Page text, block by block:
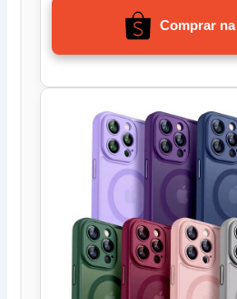
Comprar